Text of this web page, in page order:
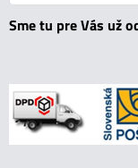
Sme tu pre Vás už